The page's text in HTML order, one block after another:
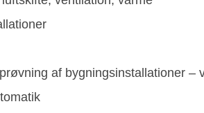
af bygningsinstallationer